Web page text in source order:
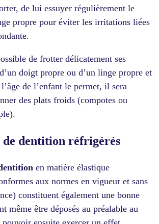
de lui essuyer régulièrement le
propre pour éviter les irritations liées
de frotter délicatement ses
doigt propre ou d’un linge propre et
de l’enfant le permet, il sera
des plats froids (compotes ou
de dentition réfrigérés
en matière élastique
aux normes en vigueur et sans
constituent également une bonne
même être déposés au préalable au